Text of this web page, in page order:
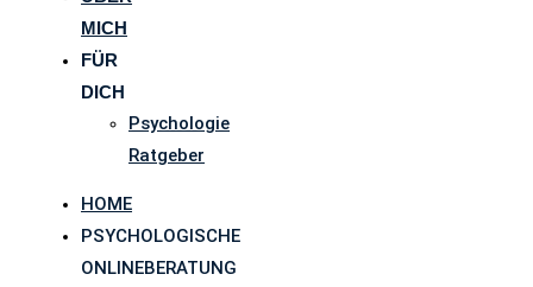
MICH
FÜR
DICH
Psychologie
Ratgeber
HOME
PSYCHOLOGISCHE
ONLINEBERATUNG